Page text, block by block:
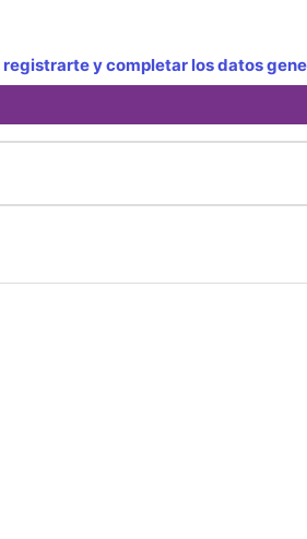
y completar los datos